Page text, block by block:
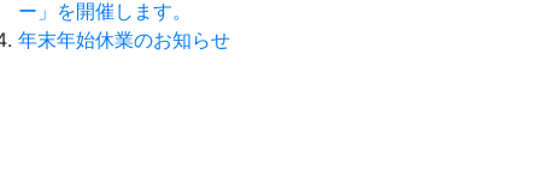
ー」を開催します。
年末年始休業のお知らせ